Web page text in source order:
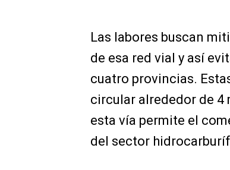
Las labores buscan
de esa red vial y así
cuatro provincias.
circular alrededor de 4
esta vía permite el
del sector